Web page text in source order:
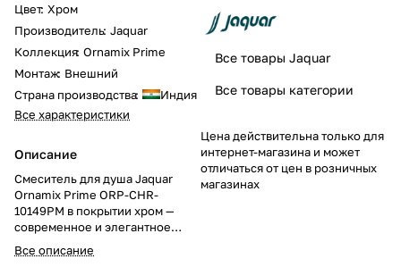
Цвет: Хром
Производитель: Jaquar
Коллекция: Ornamix Prime
Монтаж: Внешний
Страна производства:
Индия
Все характеристики
Описание
Смеситель для душа Jaquar
Ornamix Prime ORP-CHR-
10149PM в покрытии хром —
современное и элегантное
решение для вашей ванной
комнаты. Однорычажный
Все описание
Все товары Jaquar
Все товары категории
Цена действительна только для
интернет-магазина и может
отличаться от цен в розничных
магазинах